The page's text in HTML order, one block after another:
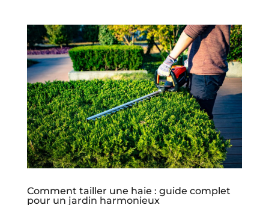
Comment tailler une haie : guide complet
pour un jardin harmonieux